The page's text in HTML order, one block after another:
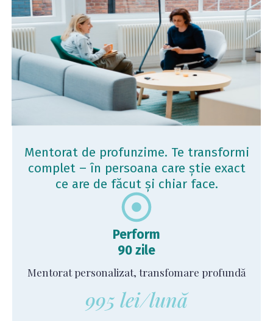
Mentorat de profunzime. Te transformi
complet – în persoana care știe exact
ce are de făcut și chiar face.
Perform
90 zile
Mentorat personalizat, transfomare profundă
995 lei/lună